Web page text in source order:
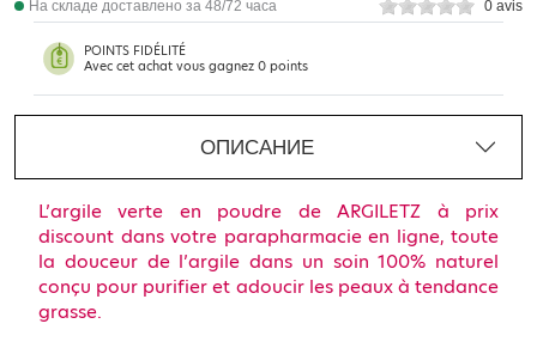
В наличии
На складе доставлено за 48/72 часа 0 avis
POINTS FIDÉLITÉ
Avec cet achat vous gagnez 0 points
ОПИСАНИЕ
L’argile verte en poudre de ARGILETZ à prix
discount dans votre parapharmacie en ligne, toute
la douceur de l’argile dans un soin 100% naturel
conçu pour purifier et adoucir les peaux à tendance
grasse.